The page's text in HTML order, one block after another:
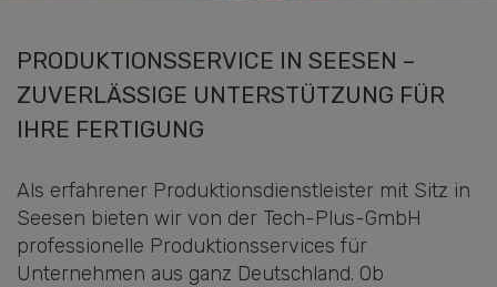
PRODUKTIONSSERVICE IN SEESEN –
ZUVERLÄSSIGE UNTERSTÜTZUNG FÜR
IHRE FERTIGUNG
Als erfahrener Produktionsdienstleister mit Sitz in
Seesen bieten wir von der Tech-Plus-GmbH
professionelle Produktionsservices für
Unternehmen aus ganz Deutschland. Ob